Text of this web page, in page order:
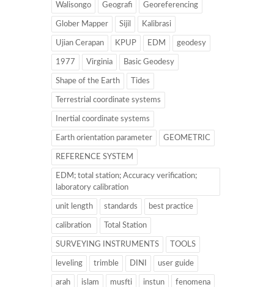
Walisongo Geografi Georeferencing
Glober Mapper Sijil Kalibrasi
Ujian Cerapan KPUP EDM geodesy
1977 Virginia Basic Geodesy
Shape of the Earth Tides
Terrestrial coordinate systems
Inertial coordinate systems
Earth orientation parameter GEOMETRIC
REFERENCE SYSTEM
EDM; total station; Accuracy verification;
laboratory calibration
unit length standards best practice
calibration Total Station
SURVEYING INSTRUMENTS TOOLS
leveling trimble DINI user guide
arah islam musfti instun fenomena